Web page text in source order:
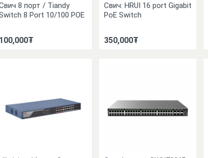
8 порт / Tiandy
8 Port 10/100 POE
100,000₮
Свич: HRUI 16 port Gigabit
PoE Switch
350,000₮